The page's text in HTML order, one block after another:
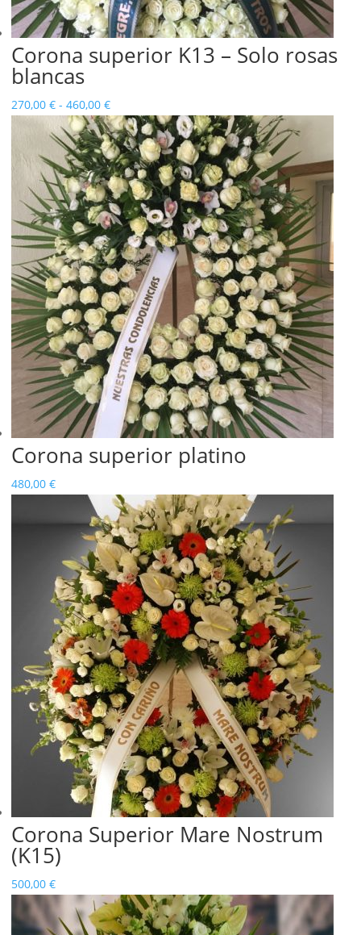
Corona superior K13 – Solo rosas
blancas
270,00 € - 460,00 €Rango
de
precios:
desde
270,00 €
hasta
460,00 €
Corona superior platino
480,00 €
Corona Superior Mare Nostrum
(K15)
500,00 €